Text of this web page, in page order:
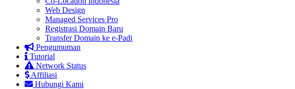
Web Design
Managed Services Pro
Registrasi Domain Baru
Transfer Domain ke e-Padi
Pengumuman
Tutorial
Network Status
Affiliasi
Hubungi Kami